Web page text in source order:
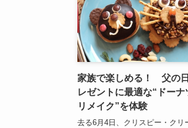
家族で楽しめる！ 父の
レゼントに最適な“ドーナ
リメイク”を体験
去る6月4日、クリスピー・クリ